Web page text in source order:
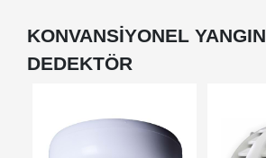
KONVANSİYONEL YANGIN
DEDEKTÖR